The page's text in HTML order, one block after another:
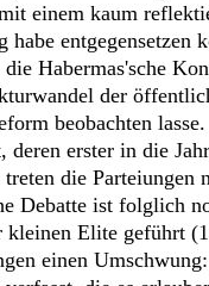
einem kaum
habe entgegensetzen
die Habermas'sche
der
beobachten
deren erster in die
die Parteiungen
Debatte ist folglich
kleinen Elite geführt
einen